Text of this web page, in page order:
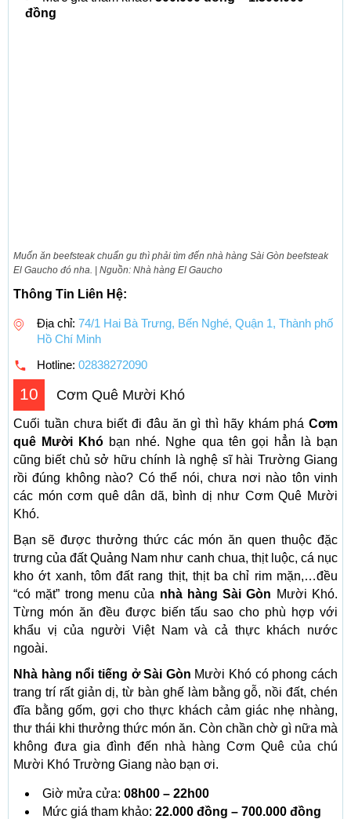
đồng
Muốn ăn beefsteak chuẩn gu thì phải tìm đến nhà hàng Sài Gòn beefsteak
El Gaucho đó nha. | Nguồn: Nhà hàng El Gaucho
Thông Tin Liên Hệ:
Địa chỉ: 74/1 Hai Bà Trưng, Bến Nghé, Quận 1, Thành phố
Hồ Chí Minh
Hotline: 02838272090
10 Cơm Quê Mười Khó
Cuối tuần chưa biết đi đâu ăn gì thì hãy khám phá Cơm
quê Mười Khó bạn nhé. Nghe qua tên gọi hẳn là bạn
cũng biết chủ sở hữu chính là nghệ sĩ hài Trường Giang
rồi đúng không nào? Có thể nói, chưa nơi nào tôn vinh
các món cơm quê dân dã, bình dị như Cơm Quê Mười
Khó.
Bạn sẽ được thưởng thức các món ăn quen thuộc đặc
trưng của đất Quảng Nam như canh chua, thịt luộc, cá nục
kho ớt xanh, tôm đất rang thịt, thịt ba chỉ rim mặn,…đều
“có mặt” trong menu của nhà hàng Sài Gòn Mười Khó.
Từng món ăn đều được biến tấu sao cho phù hợp với
khẩu vị của người Việt Nam và cả thực khách nước
ngoài.
Nhà hàng nổi tiếng ở Sài Gòn Mười Khó có phong cách
trang trí rất giản dị, từ bàn ghế làm bằng gỗ, nồi đất, chén
đĩa bằng gốm, gợi cho thực khách cảm giác nhẹ nhàng,
thư thái khi thưởng thức món ăn. Còn chần chờ gì nữa mà
không đưa gia đình đến nhà hàng Cơm Quê của chú
Mười Khó Trường Giang nào bạn ơi.
Giờ mửa cửa: 08h00 – 22h00
Mức giá tham khảo: 22.000 đồng – 700.000 đồng